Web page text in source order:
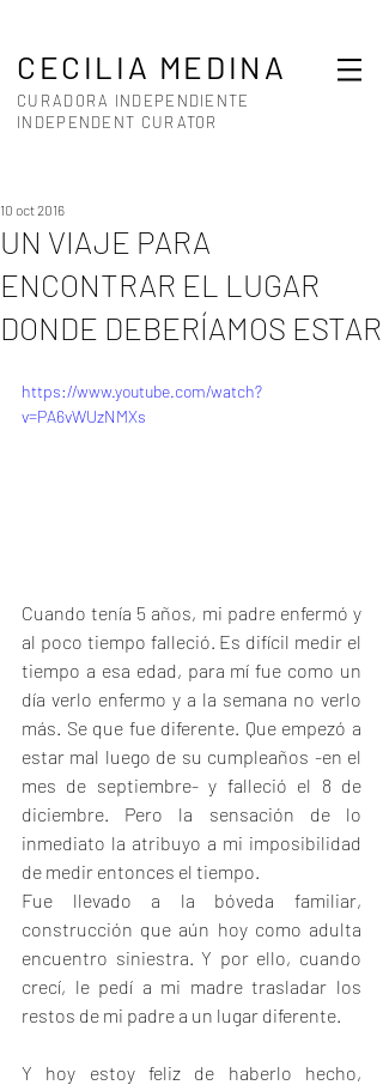
CECILIA MEDINA
CURADORA INDEPENDIENTE
INDEPENDENT CURATOR
UN VIAJE PARA
ENCONTRAR EL LUGAR
DONDE DEBERÍAMOS ESTAR
10 oct 2016
https://www.youtube.com/watch?
v=PA6vWUzNMXs
Cuando tenía 5 años, mi padre enfermó y
al poco tiempo falleció. Es difícil medir el
tiempo a esa edad, para mí fue como un
día verlo enfermo y a la semana no verlo
más. Se que fue diferente. Que empezó a
estar mal luego de su cumpleaños -en el
mes de septiembre- y falleció el 8 de
diciembre. Pero la sensación de lo
inmediato la atribuyo a mi imposibilidad
de medir entonces el tiempo.
Fue llevado a la bóveda familiar,
construcción que aún hoy como adulta
encuentro siniestra. Y por ello, cuando
crecí, le pedí a mi madre trasladar los
restos de mi padre a un lugar diferente.
Y hoy estoy feliz de haberlo hecho,